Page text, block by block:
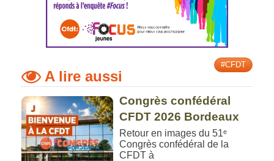
#CFDT
A lire aussi
Congrès confédéral
CFDT 2026 Bordeaux
Retour en images du 51ᵉ
Congrès confédéral de la
CFDT à